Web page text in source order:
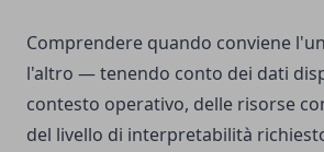
Comprendere quando conviene
l'altro — tenendo conto dei dati
contesto operativo, delle risorse
del livello di interpretabilità